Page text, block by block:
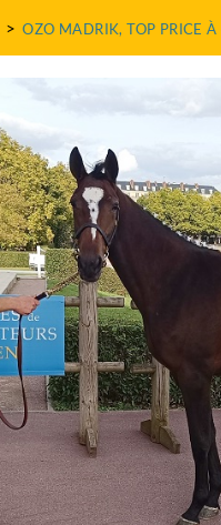
> OZO MADRIK, TOP PRICE